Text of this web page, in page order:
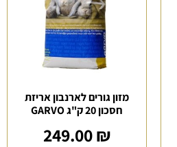
מזון גורים לארנבון אריזת
חסכון 20 ק"ג GARVO
249.00₪